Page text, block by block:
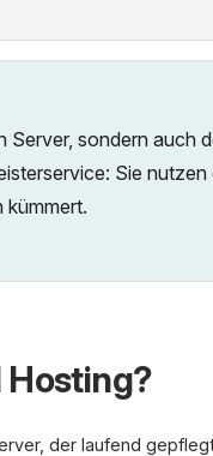
sondern auch
Sie
kümmert.
der laufend